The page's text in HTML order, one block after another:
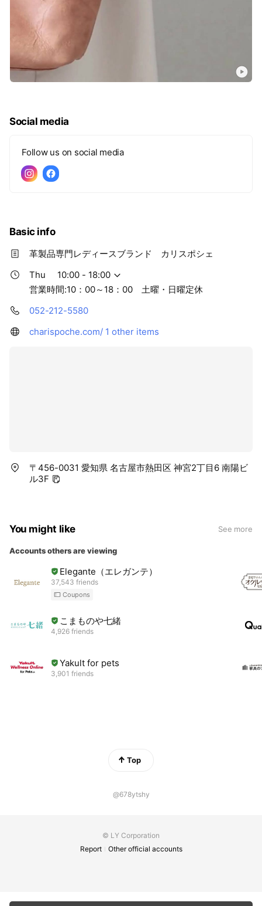
Social media
Follow us on social media
Basic info
革製品専門レディースブランド カリスポシェ
Thu
10:00 - 18:00
営業時間:10：00～18：00 土曜・日曜定休
052-212-5580
charispoche.com/ 1 other items
〒456-0031 愛知県 名古屋市熱田区 神宮2丁目6 南陽ビ
ル3F
You might like See more
Accounts others are viewing
Elegante（エレガンテ）
37,543 friends
Coupons
こまものや七緒
4,926 friends
Yakult for pets
3,901 friends
Top
@678ytshy
© LY Corporation
Report
Other official accounts